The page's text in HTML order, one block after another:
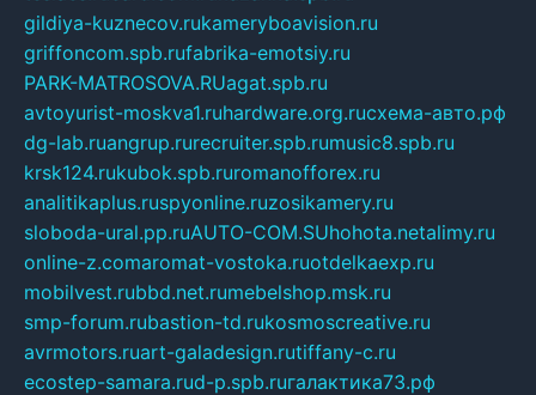
gildiya-kuznecov.rukameryboavision.ru
griffoncom.spb.rufabrika-emotsiy.ru
PARK-MATROSOVA.RUagat.spb.ru
avtoyurist-moskva1.ruhardware.org.ruсхема-авто.рф
dg-lab.ruangrup.rurecruiter.spb.rumusic8.spb.ru
krsk124.rukubok.spb.ruromanofforex.ru
analitikaplus.ruspyonline.ruzosikamery.ru
sloboda-ural.pp.ruAUTO-COM.SUhohota.netalimy.ru
online-z.comaromat-vostoka.ruotdelkaexp.ru
mobilvest.rubbd.net.rumebelshop.msk.ru
smp-forum.rubastion-td.rukosmoscreative.ru
avrmotors.ruart-galadesign.rutiffany-c.ru
ecostep-samara.rud-p.spb.ruгалактика73.рф